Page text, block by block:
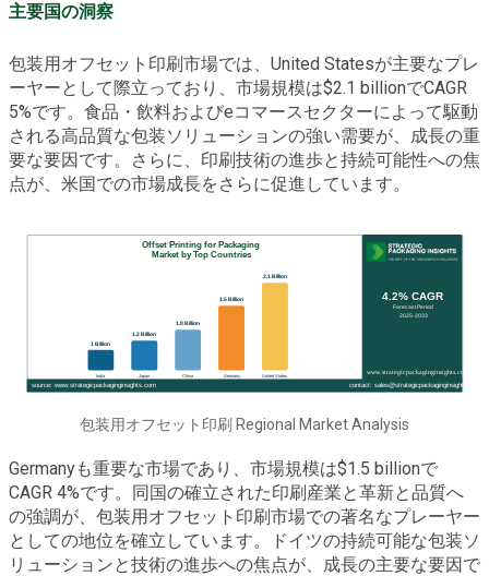
主要国の洞察
包装用オフセット印刷市場では、United Statesが主要なプレ
ーヤーとして際立っており、市場規模は$2.1 billionでCAGR
5%です。食品・飲料およびeコマースセクターによって駆動
される高品質な包装ソリューションの強い需要が、成長の重
要な要因です。さらに、印刷技術の進歩と持続可能性への焦
点が、米国での市場成長をさらに促進しています。
包装用オフセット印刷 Regional Market Analysis
Germanyも重要な市場であり、市場規模は$1.5 billionで
CAGR 4%です。同国の確立された印刷産業と革新と品質へ
の強調が、包装用オフセット印刷市場での著名なプレーヤー
としての地位を確立しています。ドイツの持続可能な包装ソ
リューションと技術の進歩への焦点が、成長の主要な要因で